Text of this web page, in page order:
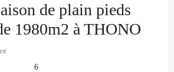
de plain pieds
1980m2 à THONO
6